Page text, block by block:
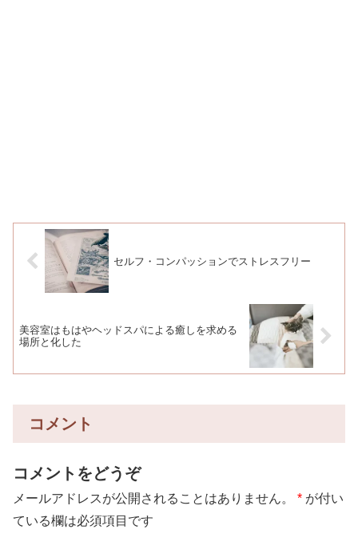
セルフ・コンパッションでストレスフリー
美容室はもはやヘッドスパによる癒しを求める
場所と化した
コメント
コメントをどうぞ
メールアドレスが公開されることはありません。 * が付い
ている欄は必須項目です